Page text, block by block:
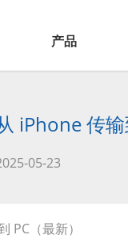
产品
iPhone 传输
05-23
PC（最新）